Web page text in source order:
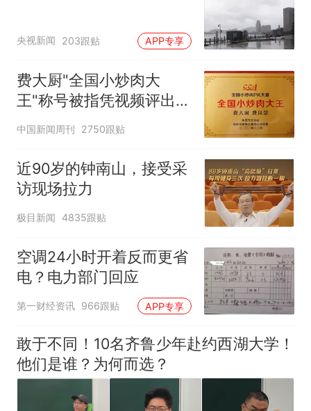
央视新闻 203跟贴 APP专享
费大厨"全国小炒肉大
王"称号被指凭视频评出
官方回应
中国新闻周刊 2750跟贴
近90岁的钟南山，接受采
访现场拉力
极目新闻 4835跟贴
空调24小时开着反而更省
电？电力部门回应
第一财经资讯 966跟贴 APP专享
敢于不同！10名齐鲁少年赴约西湖大学！
他们是谁？为何而选？